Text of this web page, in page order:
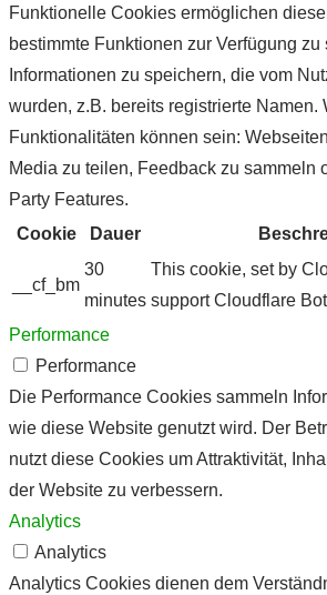
Funktionelle Cookies ermöglichen
bestimmte Funktionen zur Verfügung zu
Informationen zu speichern, die vom
wurden, z.B. bereits registrierte Namen.
Funktionalitäten können sein:
Media zu teilen, Feedback zu sammeln
Party Features.
Cookie
Dauer
__cf_bm
30
minutes
This cookie, set by
support Cloudflare
Performance
Performance
Die Performance Cookies sammeln
wie diese Website genutzt wird. Der
nutzt diese Cookies um Attraktivität,
der Website zu verbessern.
Analytics
Analytics
Analytics Cookies dienen dem